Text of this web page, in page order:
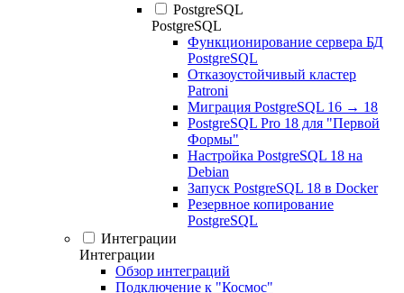
PostgreSQL
PostgreSQL
Функционирование сервера БД
PostgreSQL
Отказоустойчивый кластер
Patroni
Миграция PostgreSQL 16 → 18
PostgreSQL Pro 18 для "Первой
Формы"
Настройка PostgreSQL 18 на
Debian
Запуск PostgreSQL 18 в Docker
Резервное копирование
PostgreSQL
Интеграции
Интеграции
Обзор интеграций
Подключение к "Космос"